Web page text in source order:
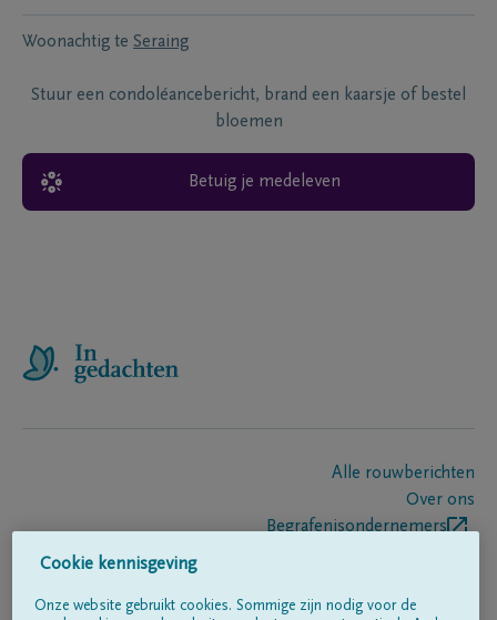
Woonachtig te Seraing
Stuur een condoléancebericht, brand een kaarsje of bestel
bloemen
Betuig je medeleven
Alle rouwberichten
Over ons
Begrafenisondernemers
Cookie kennisgeving
Onze website gebruikt cookies. Sommige zijn nodig voor de